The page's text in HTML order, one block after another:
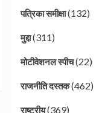
पत्रिका समीक्षा(132)
मुद्दा(311)
मोटीवेशनल स्पीच(22)
राजनीति दस्तक(462)
राष्ट्रीय(369)